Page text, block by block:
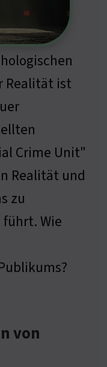
Realität ist
Crime Unit"
Realität und
zu
Wie
von